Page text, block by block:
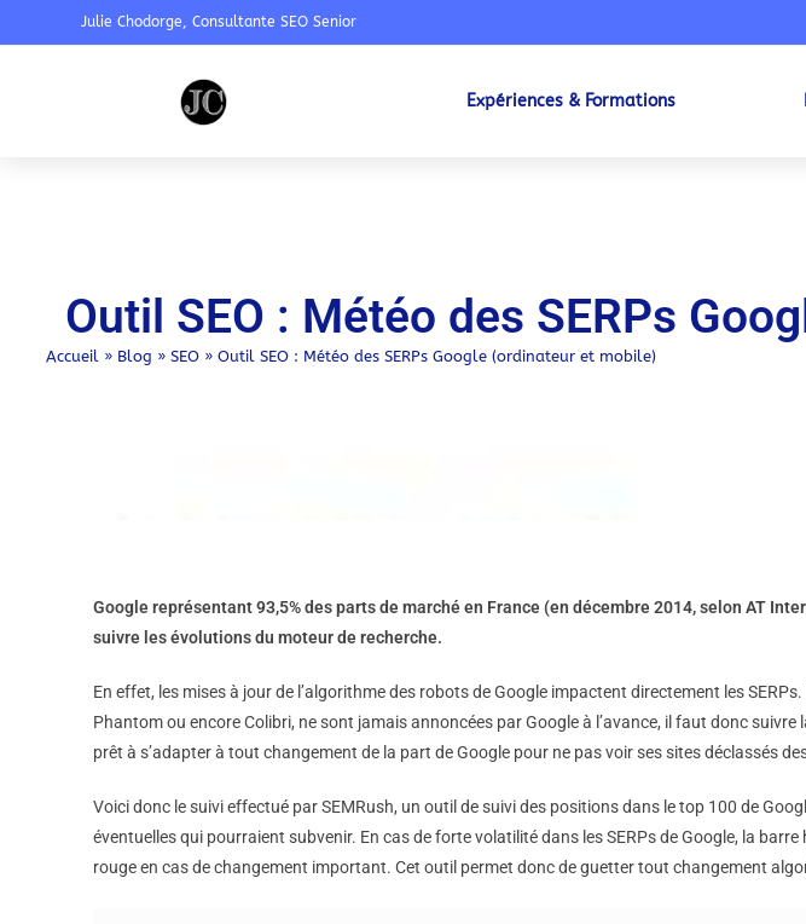
Julie Chodorge, Consultante SEO Senior
Expériences & Formations
Outil SEO : Météo des SERPs
Accueil » Blog » SEO» Outil SEO : Météo des SERPs Google (ordinateur et mobile)
Google représentant 93,5% des parts de marché en France (en décembre 2014, selon AT
suivre les évolutions du moteur de recherche.
En effet, les mises à jour de l’algorithme des robots de Google impactent directement les
Phantom ou encore Colibri, ne sont jamais annoncées par Google à l’avance, il faut donc suivre
prêt à s’adapter à tout changement de la part de Google pour ne pas voir ses sites déclassés
Voici donc le suivi effectué par SEMRush, un outil de suivi des positions dans le top 100 de
éventuelles qui pourraient subvenir. En cas de forte volatilité dans les SERPs de Google, la
rouge en cas de changement important. Cet outil permet donc de guetter tout changement